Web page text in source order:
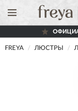
FREYA ЛЮСТРЫ